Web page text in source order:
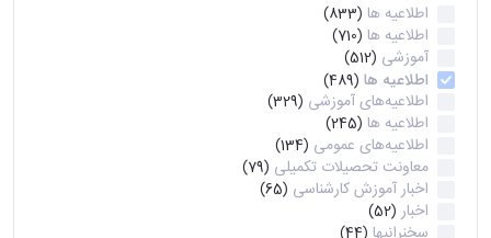
اطلاعیه ها (833)
اطلاعیه ها (710)
آموزشی (512)
اطلاعیه ها (489)
اطلاعیه‌های‌ آموزشی (329)
اطلاعیه ها (245)
اطلاعیه‌های عمومی (134)
معاونت تحصیلات تکمیلی (79)
اخبار آموزش کارشناسی (65)
اخبار (52)